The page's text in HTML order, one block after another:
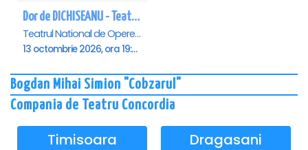
Dor de DICHISEANU - Teatrul Național de Operetă și Musical „Ion Dacian"
Teatrul National de Opereta si Musical Ion Dacian, Bucuresti
13 octombrie 2026, ora 19:00
Bogdan Mihai Simion "Cobzarul"
Compania de Teatru Concordia
Timisoara Dragasani